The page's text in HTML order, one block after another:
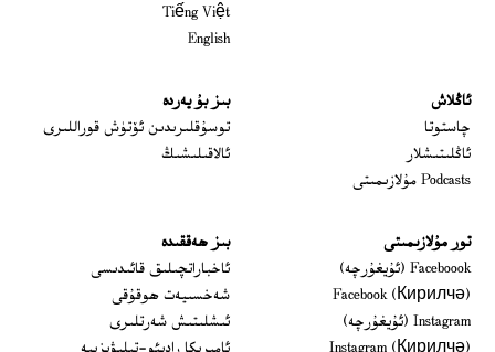
Tiếng Việt
English
ئاڭلاش
چاستوتا
ئاڭلىتىشلار
Podcasts مۇلازىمىتى
بىز بۇ يەردە
توسۇقلىرىدىن ئۆتۈش قوراللىرى
ئالاقىلىشىڭ
تور مۇلازىمىتى
Faceboook (ئۇيغۇرچە)
Opens in new window
Facebook (Кирилчә)
Opens in new window
Instagram (ئۇيغۇرچە)
Opens in new window
Opens in new window
بىز ھەققىدە
ئاخباراتچىلىق قائىدىسى
شەخسىيەت ھوقۇقى
ئىشلىتىش شەرتلىرى